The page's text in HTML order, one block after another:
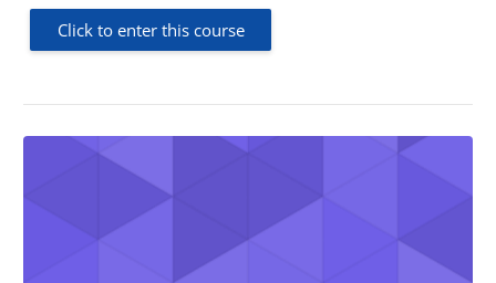
Click to enter this course